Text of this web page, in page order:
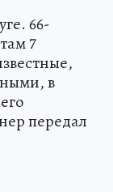
66-
7
в
передал